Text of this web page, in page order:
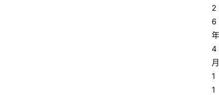
2
6
年
4
月
1
1